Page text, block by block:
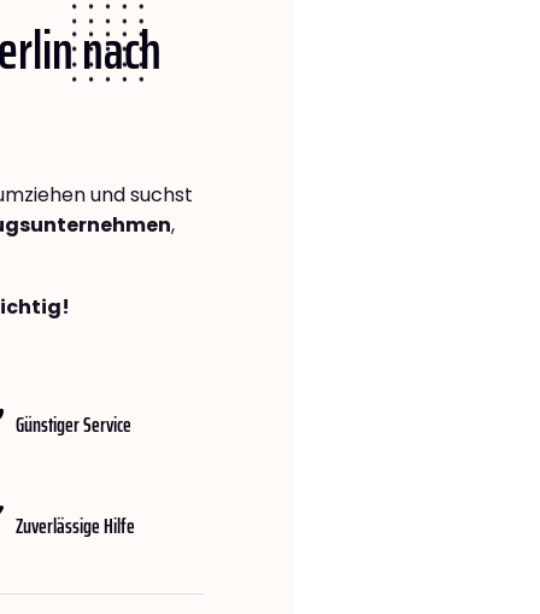
nach
und suchst
,
Günstiger Service
Zuverlässige Hilfe